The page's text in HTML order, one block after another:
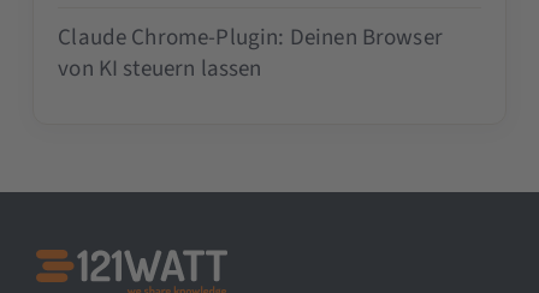
Claude Chrome-Plugin: Deinen Browser
von KI steuern lassen